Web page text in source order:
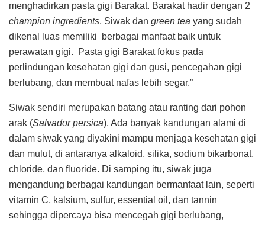
menghadirkan pasta gigi Barakat. Barakat hadir dengan 2
champion ingredients, Siwak dan green tea yang sudah
dikenal luas memiliki berbagai manfaat baik untuk
perawatan gigi. Pasta gigi Barakat fokus pada
perlindungan kesehatan gigi dan gusi, pencegahan gigi
berlubang, dan membuat nafas lebih segar.”
Siwak sendiri merupakan batang atau ranting dari pohon
arak (Salvador persica). Ada banyak kandungan alami di
dalam siwak yang diyakini mampu menjaga kesehatan gigi
dan mulut, di antaranya alkaloid, silika, sodium bikarbonat,
chloride, dan fluoride. Di samping itu, siwak juga
mengandung berbagai kandungan bermanfaat lain, seperti
vitamin C, kalsium, sulfur, essential oil, dan tannin
sehingga dipercaya bisa mencegah gigi berlubang,